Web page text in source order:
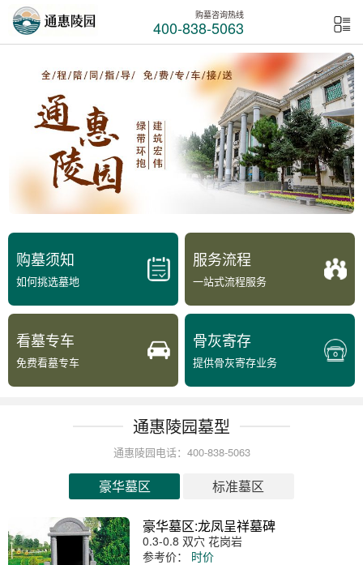
购墓咨询热线
400-838-5063
购墓须知
如何挑选墓地
服务流程
一站式流程服务
看墓专车
免费看墓专车
骨灰寄存
提供骨灰寄存业务
通惠陵园墓型
通惠陵园电话：400-838-5063
豪华墓区 标准墓区
豪华墓区:龙凤呈祥墓碑
0.3-0.8 双穴 花岗岩
参考价：
时价